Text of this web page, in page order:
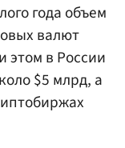
года объем
валют
этом в России
$5 млрд, а